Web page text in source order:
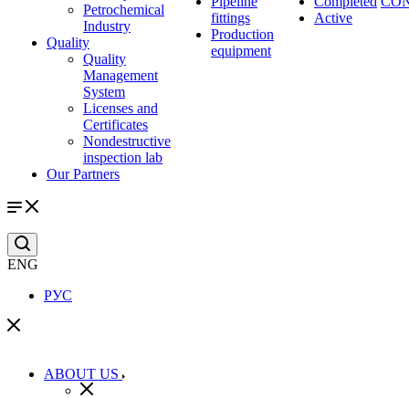
Petrochemical
Industry
Quality
Quality
Management
System
Licenses and
Certificates
Nondestructive
inspection lab
Our Partners
fittings
Production
equipment
Active
ENG
РУС
ABOUT US